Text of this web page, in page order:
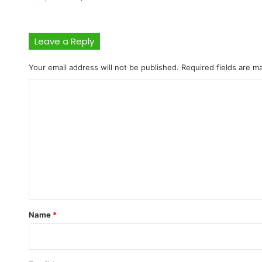
Leave a Reply
Your email address will not be published. Required fields are
*
Name *